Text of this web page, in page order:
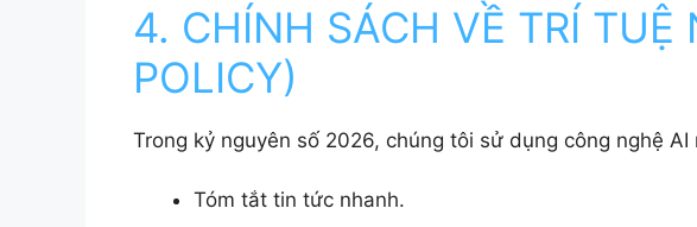
4. CHÍNH SÁCH VỀ TRÍ TUỆ
POLICY)
Trong kỷ nguyên số 2026, chúng tôi sử dụng công nghệ
Tóm tắt tin tức nhanh.